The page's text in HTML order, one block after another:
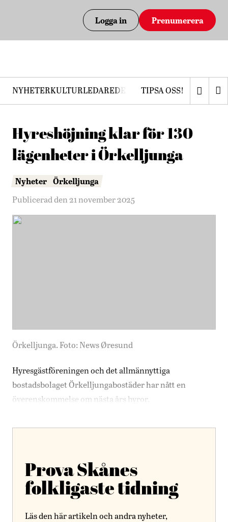
Logga in Prenumerera
NYHETERKULTURLEDAREDEBATTPRENUMERERA
TIPSA OSS!
Hyreshöjning klar för 130
lägenheter i Örkelljunga
Nyheter Örkelljunga
Publicerad den 21 november 2025
Örkelljunga. Foto: News Øresund
Hyresgästföreningen och det allmännyttiga
bostadsbolaget Örkelljungabostäder har nått en
överenskommelse om nästa års hyror.
Prova Skånes
folkligaste tidning
Läs den här artikeln och andra nyheter,